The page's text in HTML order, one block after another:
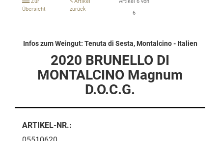
Zur
Übersicht
Artikel
zurück
Artikel 6 von
6
Infos zum Weingut: Tenuta di Sesta, Montalcino - Italien
2020 BRUNELLO DI
MONTALCINO Magnum
D.O.C.G.
ARTIKEL-NR.: